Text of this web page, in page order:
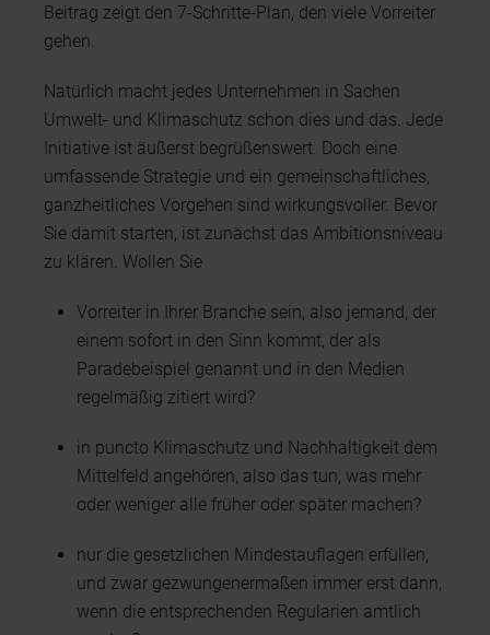
Beitrag zeigt den 7-Schritte-Plan, den viele Vorreiter
gehen.
Natürlich macht jedes Unternehmen in Sachen
Umwelt- und Klimaschutz schon dies und das. Jede
Initiative ist äußerst begrüßenswert. Doch eine
umfassende Strategie und ein gemeinschaftliches,
ganzheitliches Vorgehen sind wirkungsvoller. Bevor
Sie damit starten, ist zunächst das Ambitionsniveau
zu klären. Wollen Sie
Vorreiter in Ihrer Branche sein, also jemand, der
einem sofort in den Sinn kommt, der als
Paradebeispiel genannt und in den Medien
regelmäßig zitiert wird?
in puncto Klimaschutz und Nachhaltigkeit dem
Mittelfeld angehören, also das tun, was mehr
oder weniger alle früher oder später machen?
nur die gesetzlichen Mindestauflagen erfüllen,
und zwar gezwungenermaßen immer erst dann,
wenn die entsprechenden Regularien amtlich